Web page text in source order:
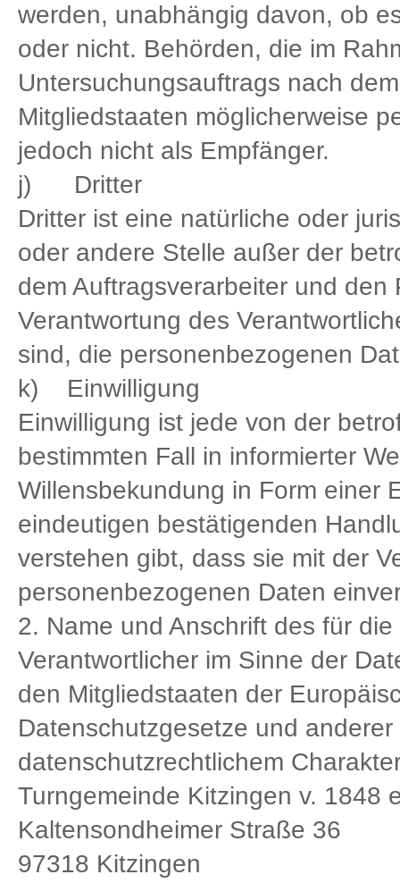
werden, unabhängig davon, ob
oder nicht. Behörden, die im
Untersuchungsauftrags nach
Mitgliedstaaten möglicherweise
jedoch nicht als Empfänger.
j) Dritter
Dritter ist eine natürliche oder
oder andere Stelle außer der
dem Auftragsverarbeiter und
Verantwortung des
sind, die personenbezogenen
k) Einwilligung
Einwilligung ist jede von der
bestimmten Fall in informierter
Willensbekundung in Form einer
eindeutigen bestätigenden
verstehen gibt, dass sie mit der
personenbezogenen Daten
2. Name und Anschrift des für
Verantwortlicher im Sinne der
den Mitgliedstaaten der
Datenschutzgesetze und
datenschutzrechtlichem
Turngemeinde Kitzingen v. 1848
Kaltensondheimer Straße 36
97318 Kitzingen